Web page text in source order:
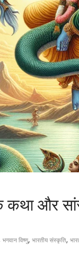
कथा और
भगवान विष्णु, भारतीय संस्कृति,